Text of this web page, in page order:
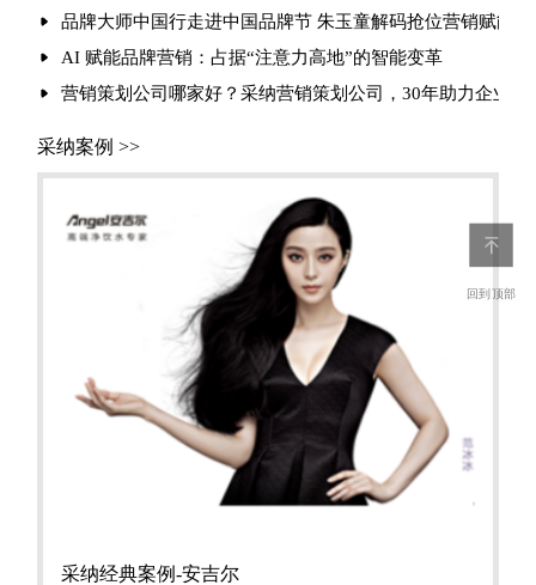
品牌大师中国行走进中国品牌节 朱玉童解码抢位营销赋能
AI 赋能品牌营销：占据“注意力高地”的智能变革
营销策划公司哪家好？采纳营销策划公司，30年助力企业实
采纳案例 >>
采纳经典案例-安吉尔
回到顶部